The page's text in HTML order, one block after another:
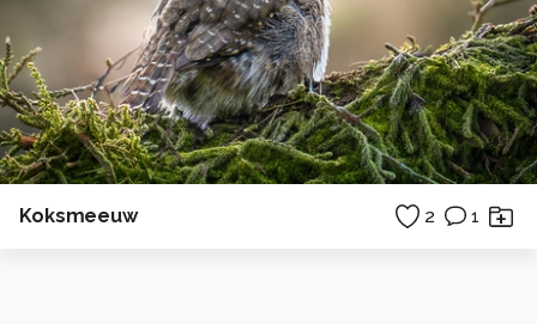
Koksmeeuw 2 1